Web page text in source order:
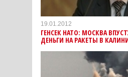
19.01.2012
ГЕНСЕК НАТО: МОСКВА
ДЕНЬГИ НА РАКЕТЫ В